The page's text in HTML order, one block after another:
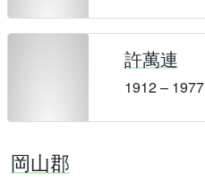
許萬連
1912 – 1977
岡山郡